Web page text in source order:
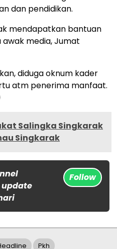
dan pendidikan.
mendapatkan bantuan
awak media, Jumat
diduga oknum kader
atm penerima manfaat.
Salingka Singkarak
Singkarak
Follow
Pkh